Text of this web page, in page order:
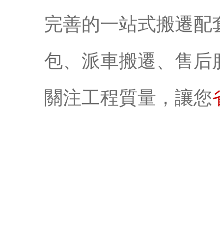
完善的一站式搬遷
包、派車搬遷、售后
關注工程質量，讓您